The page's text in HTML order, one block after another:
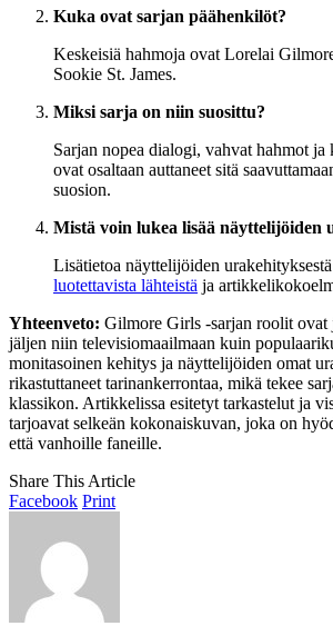
Kuka ovat sarjan päähenkilöt?
Keskeisiä hahmoja ovat Lorelai
Sookie St. James.
Miksi sarja on niin suosittu?
Sarjan nopea dialogi, vahvat hahmot
ovat osaltaan auttaneet sitä
suosion.
Mistä voin lukea lisää näyttelijöiden
Lisätietoa näyttelijöiden
luotettavista lähteistä ja
Yhteenveto: Gilmore Girls -sarjan roolit ovat
jäljen niin televisiomaailmaan kuin
monitasoinen kehitys ja näyttelijöiden omat
rikastuttaneet tarinankerrontaa, mikä tekee
klassikon. Artikkelissa esitetyt tarkastelut ja
tarjoavat selkeän kokonaiskuvan, joka on
että vanhoille faneille.
Share This Article
Facebook Print